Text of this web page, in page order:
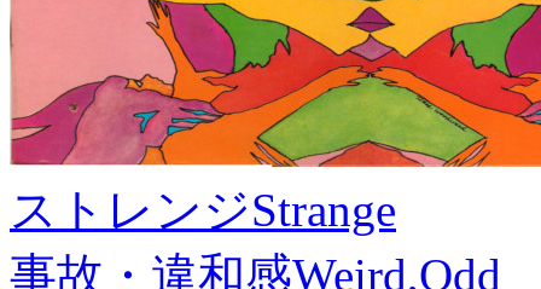
ストレンジStrange
事故・違和感Weird,Odd